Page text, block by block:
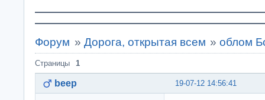
Форум » Дорога, открытая всем »облом
Страницы 1
19-07-12 14:56:41
beep